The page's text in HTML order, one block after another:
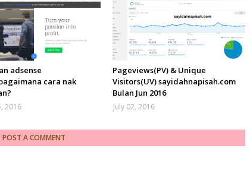
adsense
cara nak
2016
Pageviews(PV) & Unique
Visitors(UV) sayidahnapisah.com
Bulan Jun 2016
July 02, 2016
POST A COMMENT